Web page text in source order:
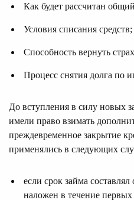
Как будет рассчитан
Условия списания средств;
Способность вернуть
Процесс снятия долга по
До вступления в силу новых
имели право взимать
преждевременное закрытие
применялись в следующих
если срок займа
наложен в течение